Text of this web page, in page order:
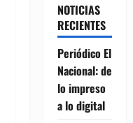
NOTICIAS
RECIENTES
Periódico El
Nacional: de
lo impreso
a lo digital